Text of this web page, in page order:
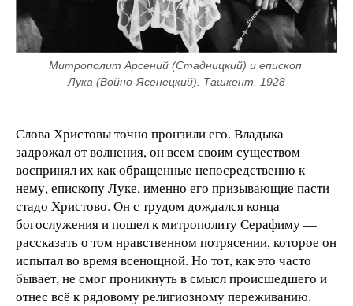
Митрополит Арсений (Стадницкий) и епископ
Лука (Войно-Ясенецкий). Ташкент, 1928
Слова Христовы точно пронзили его. Владыка
задрожал от волнения, он всем своим существом
воспринял их как обращенные непосредственно к
нему, епископу Луке, именно его призывающие пасти
стадо Христово. Он с трудом дождался конца
богослужения и пошел к митрополиту Серафиму —
рассказать о том нравственном потрясении, которое он
испытал во время всенощной. Но тот, как это часто
бывает, не смог проникнуть в смысл происшедшего и
отнес всё к рядовому религиозному переживанию.